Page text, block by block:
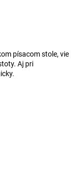
písacom stole, vie
Aj pri